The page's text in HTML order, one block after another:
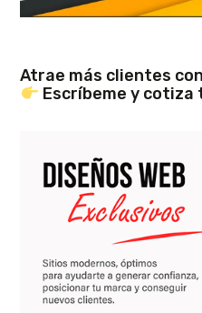
Atrae más clientes
Escríbeme y cotiza